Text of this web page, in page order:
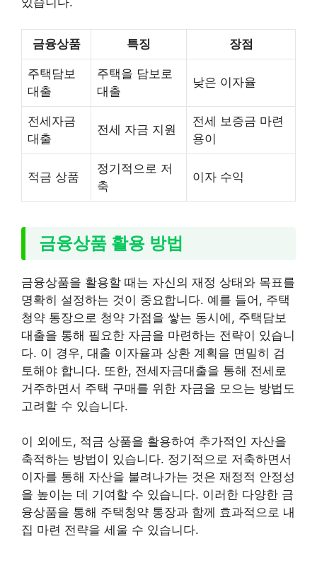
금융상품 특징 장점
주택담보
대출
주택을 담보로
대출
낮은 이자율
전세자금
대출
전세 자금 지원
전세 보증금 마련
용이
적금 상품
정기적으로 저
축
이자 수익
금융상품 활용 방법
금융상품을 활용할 때는 자신의 재정 상태와 목표를
명확히 설정하는 것이 중요합니다. 예를 들어, 주택
청약 통장으로 청약 가점을 쌓는 동시에, 주택담보
대출을 통해 필요한 자금을 마련하는 전략이 있습니
다. 이 경우, 대출 이자율과 상환 계획을 면밀히 검
토해야 합니다. 또한, 전세자금대출을 통해 전세로
거주하면서 주택 구매를 위한 자금을 모으는 방법도
고려할 수 있습니다.
이 외에도, 적금 상품을 활용하여 추가적인 자산을
축적하는 방법이 있습니다. 정기적으로 저축하면서
이자를 통해 자산을 불려나가는 것은 재정적 안정성
을 높이는 데 기여할 수 있습니다. 이러한 다양한 금
융상품을 통해 주택청약 통장과 함께 효과적으로 내
집 마련 전략을 세울 수 있습니다.